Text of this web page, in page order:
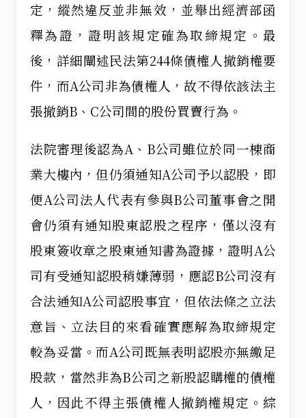
定，縱然違反並非無效，並舉出經濟部函
釋為證，證明該規定確為取締規定。最
後，詳細闡述民法第244條債權人撤銷權要
件，而A公司非為債權人，故不得依該法主
張撤銷B、C公司間的股份買賣行為。
法院審理後認為A、B公司雖位於同一棟商
業大樓內，但仍須通知A公司予以認股，即
便A公司法人代表有參與B公司董事會之開
會仍須有通知股東認股之程序，僅以沒有
股東簽收章之股東通知書為證據，證明A公
司有受通知認股稍嫌薄弱，應認B公司沒有
合法通知A公司認股事宜，但依法條之立法
意旨、立法目的來看確實應解為取締規定
較為妥當。而A公司既無表明認股亦無繳足
股款，當然非為B公司之新股認購權的債權
人，因此不得主張債權人撤銷權規定。綜